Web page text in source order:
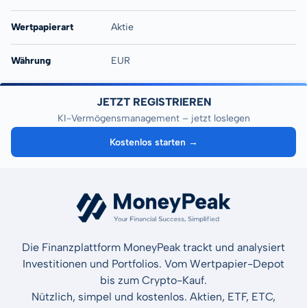
Wertpapierart Aktie
Währung EUR
JETZT REGISTRIEREN
KI-Vermögensmanagement – jetzt loslegen
Kostenlos starten →
Die Finanzplattform MoneyPeak trackt und analysiert
Investitionen und Portfolios. Vom Wertpapier-Depot
bis zum Crypto-Kauf.
Nützlich, simpel und kostenlos. Aktien, ETF, ETC,